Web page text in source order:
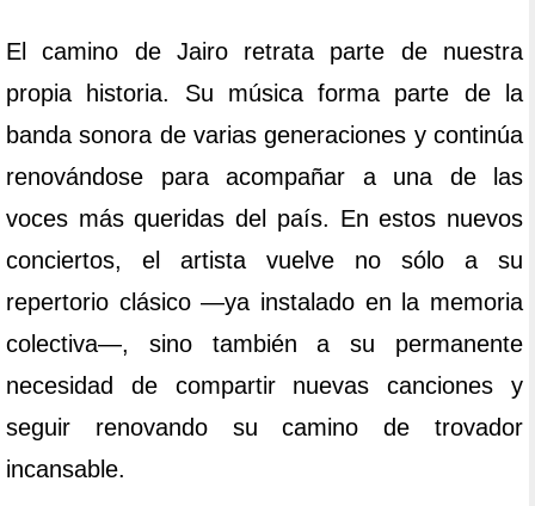
El camino de Jairo retrata parte de nuestra
propia historia. Su música forma parte de la
banda sonora de varias generaciones y continúa
renovándose para acompañar a una de las
voces más queridas del país. En estos nuevos
conciertos, el artista vuelve no sólo a su
repertorio clásico —ya instalado en la memoria
colectiva—, sino también a su permanente
necesidad de compartir nuevas canciones y
seguir renovando su camino de trovador
incansable.